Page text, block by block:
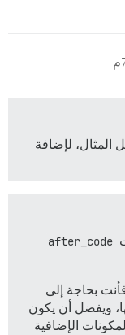
المثال، لإضافة
after_code
بحاجة إلى
ويفضل أن يكون
الإضافية